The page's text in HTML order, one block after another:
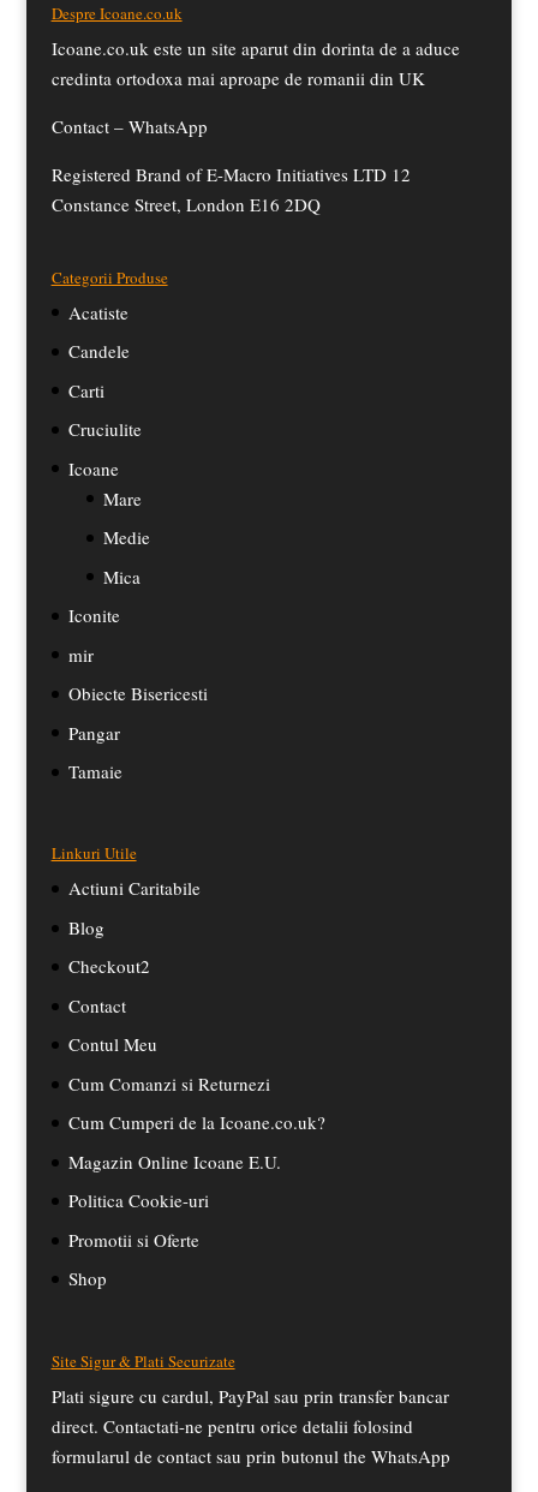
Despre Icoane.co.uk
Icoane.co.uk este un site aparut din dorinta de a aduce
credinta ortodoxa mai aproape de romanii din UK
Contact – WhatsApp
Registered Brand of E-Macro Initiatives LTD 12
Constance Street, London E16 2DQ
Categorii Produse
Acatiste
Candele
Carti
Cruciulite
Icoane
Mare
Medie
Mica
Iconite
mir
Obiecte Bisericesti
Pangar
Tamaie
Linkuri Utile
Actiuni Caritabile
Blog
Checkout2
Contact
Contul Meu
Cum Comanzi si Returnezi
Cum Cumperi de la Icoane.co.uk?
Magazin Online Icoane E.U.
Politica Cookie-uri
Promotii si Oferte
Shop
Site Sigur & Plati Securizate
Plati sigure cu cardul, PayPal sau prin transfer bancar
direct. Contactati-ne pentru orice detalii folosind
formularul de contact sau prin butonul the WhatsApp